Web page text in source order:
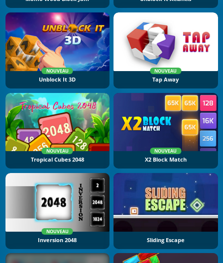
NOUVEAU
Unblock It 3D
NOUVEAU
Tap Away
NOUVEAU
Tropical Cubes 2048
NOUVEAU
X2 Block Match
NOUVEAU
Inversion 2048 Sliding Escape